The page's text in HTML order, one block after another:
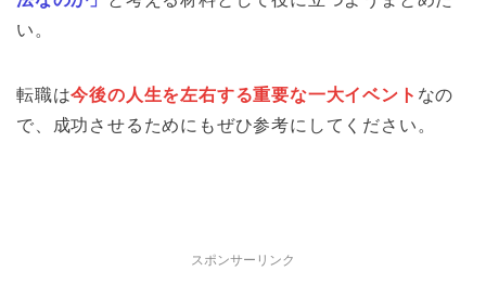
い。
転職は今後の人生を左右する重要な一大イベント なの
で、成功させるためにもぜひ参考にしてください。
スポンサーリンク